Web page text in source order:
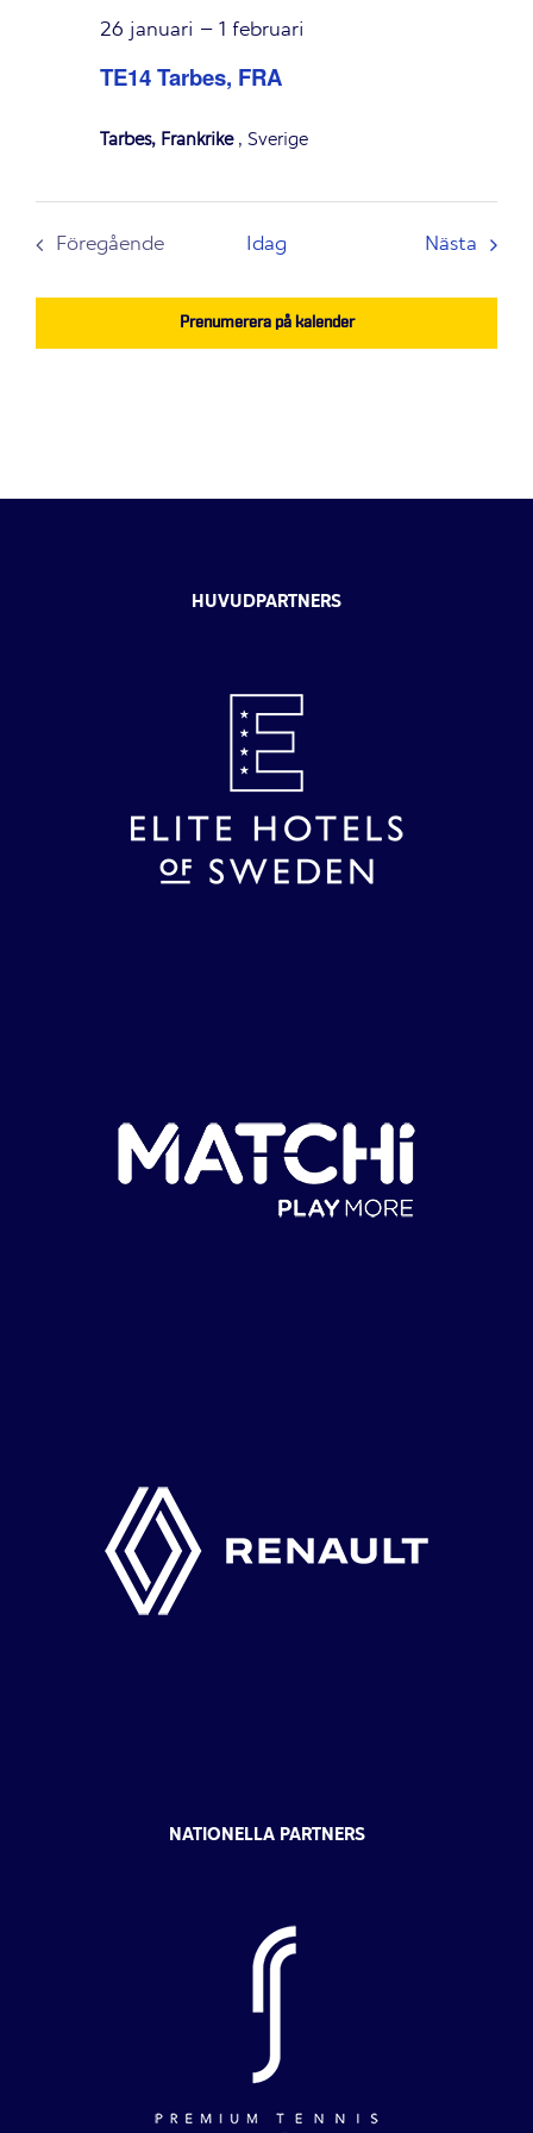
TE14 Tarbes, FRA
26 januari – 1 februari
Tarbes, Frankrike, Sverige
Föregående
Idag Nästa
Prenumerera på kalender
HUVUDPARTNERS
NATIONELLA PARTNERS